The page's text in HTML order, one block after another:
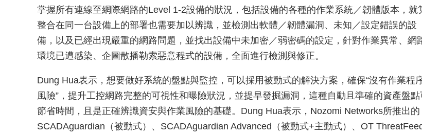
掌握所有連線至網際網路的Level 1-2設備的狀況，包括設備的各種的作業系統／韌體版本，就
整合在同一台設備上的部署也需要加以辨識，並檢測出軟體／韌體漏洞、未知／設定錯誤的設
備，以及已經出現嚴重的網路問題，並找出設備中未加密／弱密碼的設定，針對作業異常、網
環境已遭感染、企圖散播勒索惡意程式的設備，全面進行檢測與修正。
Dung Hua表示，想要做好系統的盤點與監控，可以採用被動式的解決方案，確保“沒有作業程
風險”，提升工控網路完整的可視性和曝險狀況，並提早發掘漏洞，這種自動且準確的資產盤點
節省時間，且是正確辨識資安與作業風險的基礎。Dung Hua表示，Nozomi Networks所推出的
SCADAguardian（被動式）、SCADAguardian Advanced（被動式+主動式）、OT